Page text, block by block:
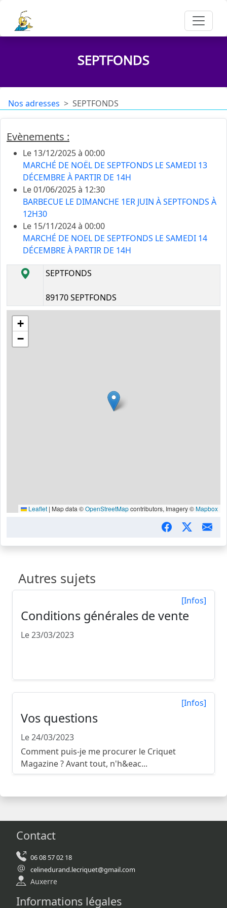
SEPTFONDS
Nos adresses SEPTFONDS
Evènements :
Le 13/12/2025 à 00:00
MARCHÉ DE NOËL DE SEPTFONDS LE SAMEDI 13
DÉCEMBRE À PARTIR DE 14H
Le 01/06/2025 à 12:30
BARBECUE LE DIMANCHE 1ER JUIN À SEPTFONDS À
12H30
Le 15/11/2024 à 00:00
MARCHÉ DE NOEL DE SEPTFONDS LE SAMEDI 14
DÉCEMBRE À PARTIR DE 14H
SEPTFONDS
89170 SEPTFONDS
+
−
Leaflet | Map data ©OpenStreetMapcontributors, Imagery ©Mapbox
Autres sujets
[Infos]
Conditions générales de vente
Le 23/03/2023
[Infos]
Vos questions
Le 24/03/2023
Comment puis-je me procurer le Criquet
Magazine ? Avant tout, n'h&eac...
Contact
06 08 57 02 18
celinedurand.lecriquet@gmail.com
Auxerre
Informations légales